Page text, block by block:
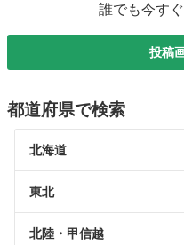
誰でも今す
投稿
都道府県で検索
北海道
東北
北陸・甲信越